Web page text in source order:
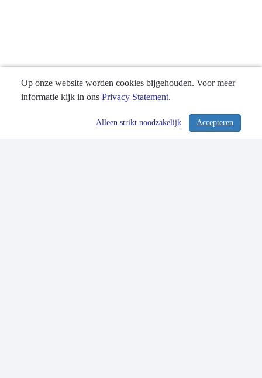
/ 357
Op onze website worden cookies bijgehouden. Voor meer
informatie kijk in ons Privacy Statement.
Accepteren
Alleen strikt noodzakelijk